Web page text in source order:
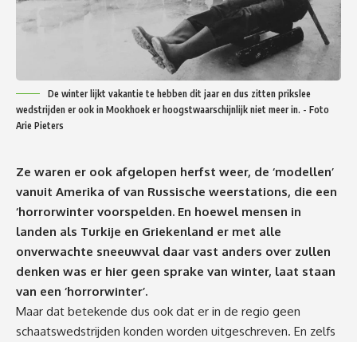
De winter lijkt vakantie te hebben dit jaar en dus zitten prikslee
wedstrijden er ook in Mookhoek er hoogstwaarschijnlijk niet meer in. - Foto
Arie Pieters
Ze waren er ook afgelopen herfst weer, de ‘modellen’
vanuit Amerika of van Russische weerstations, die een
‘horrorwinter voorspelden. En hoewel mensen in
landen als Turkije en Griekenland er met alle
onverwachte sneeuwval daar vast anders over zullen
denken was er hier geen sprake van winter, laat staan
van een ‘horrorwinter’.
Maar dat betekende dus ook dat er in de regio geen
schaatswedstrijden konden worden uitgeschreven. En zelfs